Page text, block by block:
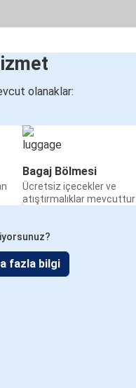
olanaklar:
Bagaj Bölmesi
Ücretsiz içecekler ve
atıştırmalıklar mevcuttur
fazla bilgi